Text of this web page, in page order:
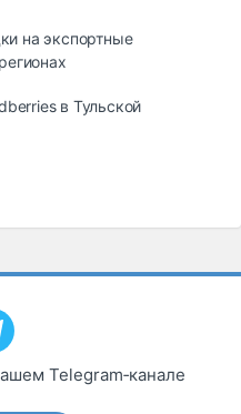
на экспортные
в Тульской
Telegram‑канале